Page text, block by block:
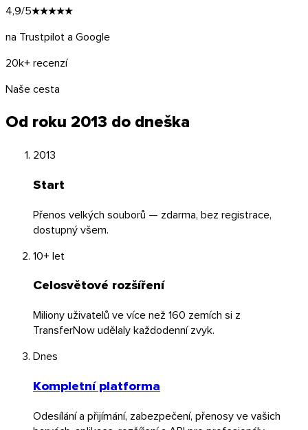
4,9/5★★★★★
na Trustpilot a Google
20k+ recenzí
Naše cesta
Od roku 2013 do dneška
2013
Start
Přenos velkých souborů — zdarma, bez registrace,
dostupný všem.
10+ let
Celosvětové rozšíření
Miliony uživatelů ve více než 160 zemích si z
TransferNow udělaly každodenní zvyk.
Dnes
Kompletní platforma
Odesílání a přijímání, zabezpečení, přenosy ve vašich